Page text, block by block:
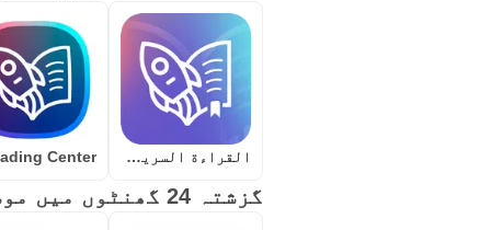
&بیل؛ یساعد على التخلص من
&بیل؛ متابعة لتطوير
&بیل؛ مراعاة مهارة
&بیل؛ متابعة للخط الزمنی
&بیل؛ لوحة المميزين والتي
القراءة السريعة بالعربي
گزشتہ 24 گھنٹوں میں موسمی ایپس